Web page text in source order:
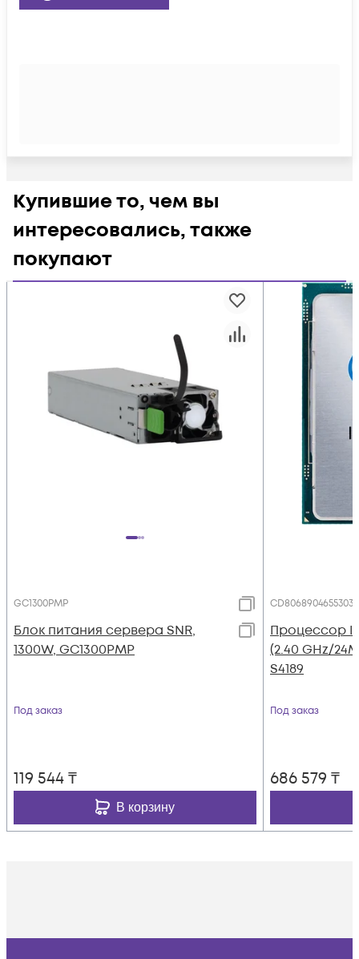
Купившие то, чем вы
интересовались, также
покупают
GC1300PMP
Блок питания сервера SNR,
1300W, GC1300PMP
Под заказ
119 544₸
В корзину
Процессор
(2.40 GHz/
S4189
Под заказ
686 579 ₸